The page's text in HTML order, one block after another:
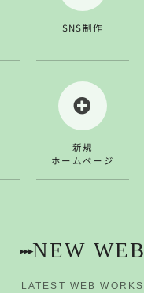
SNS制作
新規
ホームページ
▸▸▸NEW WEB
LATEST WEB WORKS